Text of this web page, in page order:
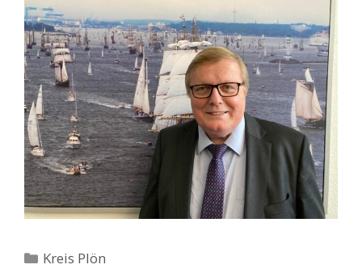
Kategorien
Kreis Plön